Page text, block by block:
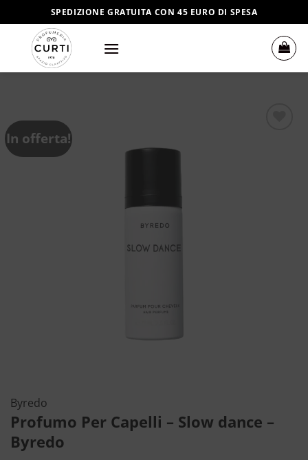
ai
contenuti
SPEDIZIONE GRATUITA CON 45 EURO DI SPESA
In offerta!
Byredo
Profumo Per Capelli – Slow dance –
Byredo